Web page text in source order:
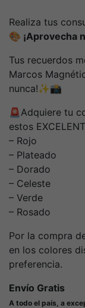
Realiza tus
🎨 ¡Aprovecha
Tus recuerdos
Marcos
nunca!✨📸
🚨Adquiere tu
estos
– Rojo
– Plateado
– Dorado
– Celeste
– Verde
– Rosado
Por la compra
en los colores
preferencia.
Envío Gratis
A todo el país, a